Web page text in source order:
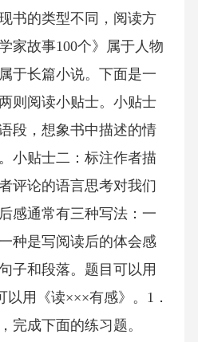
书的类型不同，阅读方
家故事100个》属于人物
于长篇小说。下面是一
则阅读小贴士。小贴士
段，想象书中描述的情
小贴士二：标注作者描
评论的语言思考对我们
感通常有三种写法：一
种是写阅读后的体会感
子和段落。题目可以用
以用《读×××有感》。1．
完成下面的练习题。